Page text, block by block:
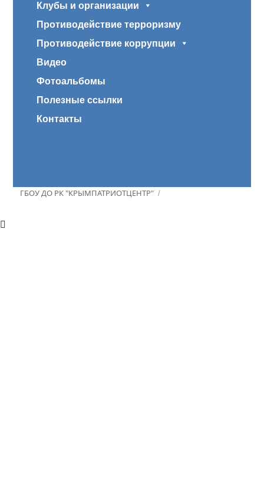
Клубы и организации
Противодействие терроризму
Противодействие коррупции
Видео
Фотоальбомы
Полезные ссылки
Контакты
ГБОУ ДО РК "КРЫМПАТРИОТЦЕНТР"